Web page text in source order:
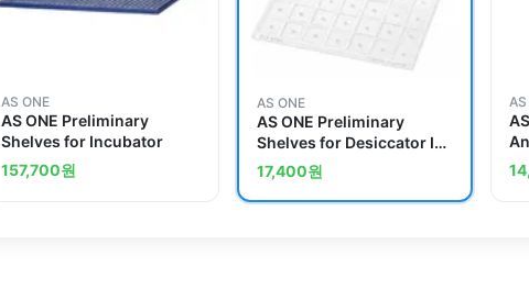
AS ONE
AS ONE Preliminary
Shelves for Incubator
157,700원
AS ONE
AS ONE Preliminary
Shelves for Desiccator IW,
HW
17,400원